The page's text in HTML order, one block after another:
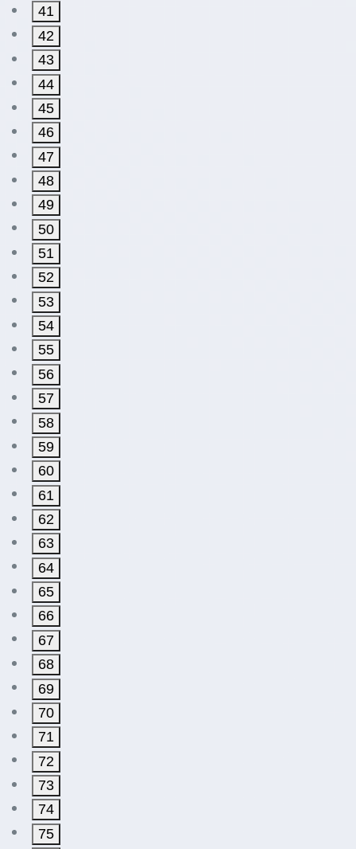
41
42
43
44
45
46
47
48
49
50
51
52
53
54
55
56
57
58
59
60
61
62
63
64
65
66
67
68
69
70
71
72
73
74
75